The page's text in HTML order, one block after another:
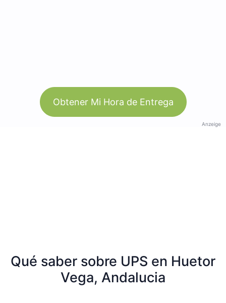
Obtener Mi Hora de Entrega
Anzeige
Qué saber sobre UPS en Huetor
Vega, Andalucia